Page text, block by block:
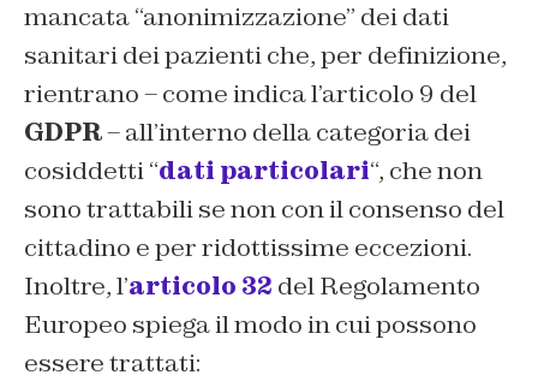
mancata “anonimizzazione” dei dati
sanitari dei pazienti che, per definizione,
rientrano – come indica l’articolo 9 del
GDPR– all’interno della categoria dei
cosiddetti “dati particolari“, che non
sono trattabili se non con il consenso del
cittadino e per ridottissime eccezioni.
Inoltre, l’articolo 32 del Regolamento
Europeo spiega il modo in cui possono
essere trattati: